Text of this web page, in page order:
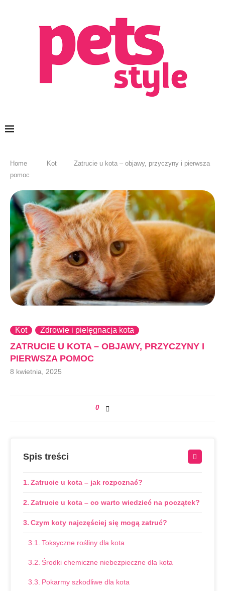
Home Kot
Zatrucie u kota – objawy, przyczyny i pierwsza
pomoc
Kot Zdrowie i pielęgnacja kota
ZATRUCIE U KOTA – OBJAWY, PRZYCZYNY I
PIERWSZA POMOC
8 kwietnia, 2025
0
Spis treści
Zatrucie u kota – jak rozpoznać?
Zatrucie u kota – co warto wiedzieć na początek?
Czym koty najczęściej się mogą zatruć?
Toksyczne rośliny dla kota
Środki chemiczne niebezpieczne dla kota
Pokarmy szkodliwe dla kota